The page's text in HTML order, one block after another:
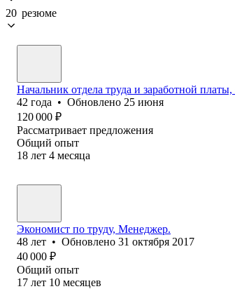
20 резюме
Начальник отдела труда и заработной
42 года • Обновлено 25 июня
120 000 ₽
Рассматривает предложения
Общий опыт
18 лет 4 месяца
Экономист по труду, Менеджер.
48 лет • Обновлено 31 октября 2017
40 000 ₽
Общий опыт
17 лет 10 месяцев